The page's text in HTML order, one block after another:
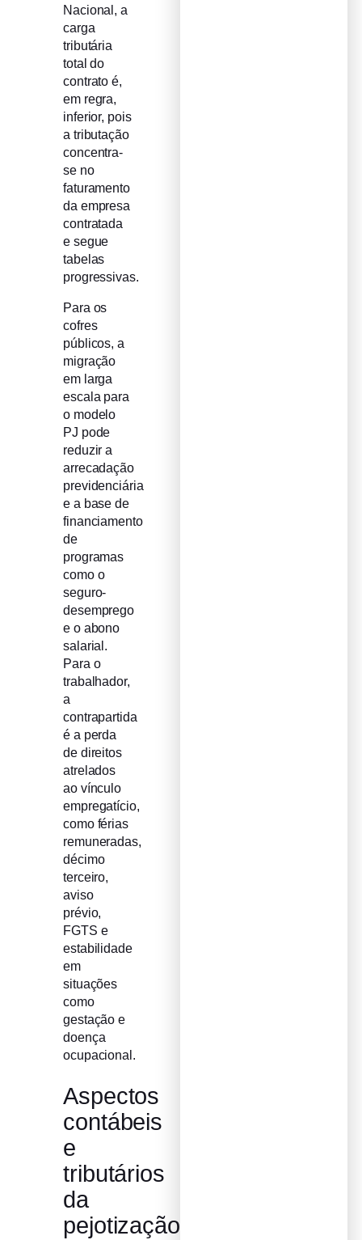
Nacional, a
carga
tributária
total do
contrato é,
em regra,
inferior, pois
a tributação
concentra-
se no
faturamento
da empresa
contratada
e segue
tabelas
progressivas.
Para os
cofres
públicos, a
migração
em larga
escala para
o modelo
PJ pode
reduzir a
arrecadação
previdenciária
e a base de
financiamento
de
programas
como o
seguro-
desemprego
e o abono
salarial.
Para o
trabalhador,
a
contrapartida
é a perda
de direitos
atrelados
ao vínculo
empregatício,
como férias
remuneradas,
décimo
terceiro,
aviso
prévio,
FGTS e
estabilidade
em
situações
como
gestação e
doença
ocupacional.
Aspectos
contábeis
e
tributários
da
pejotização